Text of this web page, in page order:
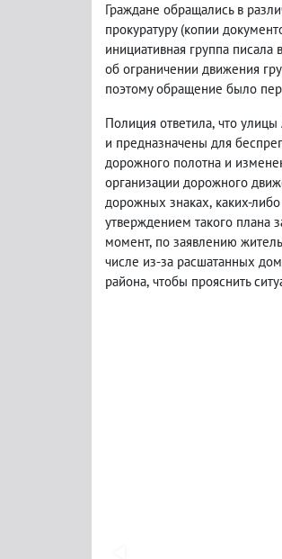
Граждане обращались в
прокуратуру (копии
инициативная группа писала
об ограничении движения
поэтому обращение было
Полиция ответила, что улицы
и предназначены для
дорожного полотна и
организации дорожного
дорожных знаках, каких-
утверждением такого плана
момент, по заявлению
числе из-за расшатанных
района, чтобы прояснить